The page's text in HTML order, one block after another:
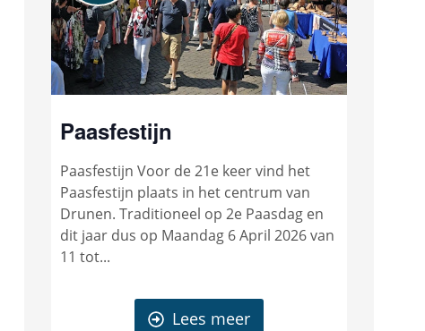
Paasfestijn
Paasfestijn Voor de 21e keer vind het
Paasfestijn plaats in het centrum van
Drunen. Traditioneel op 2e Paasdag en
dit jaar dus op Maandag 6 April 2026 van
11 tot...
Lees meer